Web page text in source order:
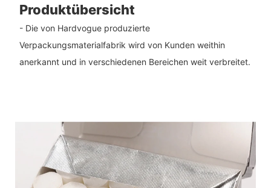
Produktübersicht
- Die von Hardvogue produzierte
Verpackungsmaterialfabrik wird von Kunden weithin
anerkannt und in verschiedenen Bereichen weit verbreitet.